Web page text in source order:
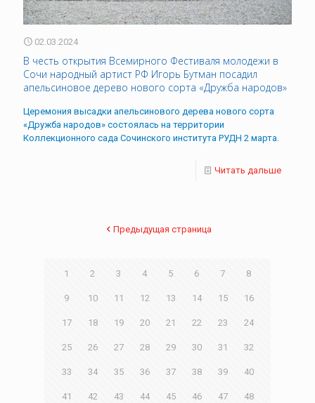
02.03.2024
В честь открытия Всемирного Фестиваля молодежи в
Сочи народный артист РФ Игорь Бутман посадил
апельсиновое дерево нового сорта «Дружба народов»
Церемония высадки апельсинового дерева нового сорта
«Дружба народов» состоялась на территории
Коллекционного сада Сочинского института РУДН 2 марта.
Читать дальше
Предыдущая страница
1 2 3 4 5 6 7 8
9 10 11 12 13 14 15 16
17 18 19 20 21 22 23 24
25 26 27 28 29 30 31 32
33 34 35 36 37 38 39 40
41 42 43 44 45 46 47 48